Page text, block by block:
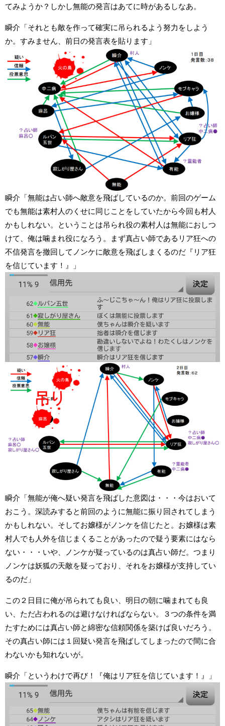
てみようか？しかし無能の発言はあてに時があるしなあ。
瞬介「それとも敵を作って確実に吊られるよう努力をしよう
か。すみません、前日の発言表を貼ります」
瞬介「無能は占い師へ敵意を飛ばしているのか。前回のゲーム
でも無能は素村人のくせに同じことをしていたから今回も村人
かもしれない。ということは吊られ役の素村人は無能におしつ
けて、俺は噛まれ役になろう。まず真占い師であるリア狂への
不信発言を撤回してノンケに敵意を飛ばしまくるのだ『リア狂
を信じています！』」
瞬介「無能が俺へ疑い発言を飛ばした意図は・・・今はおいて
おこう。深読みすると前回のように無能に振り回されてしまう
かもしれない。そしてお嬢様がノンケを信じたと。お嬢様は素
村人でも人外を信じまくることがあったので疑う要素にはなら
ない・・・いや、ノンケが疑っているのは真占い師だ。つまり
ノンケは妖狐の天敵を疑っており、それをお嬢様が支持してい
るのだ」
この２日目に俺が吊られても良い、明日の朝に噛まれても良
い、ただ占われるのは避けなければならない。３つの条件を満
たすためには真占い師と綿密な信頼関係を築けば良いだろう。
その真占い師には１回疑い発言を飛ばしてしまったので間に合
わないかも知れないが。
瞬介「というわけで再び！『俺はリア狂を信じています！』」